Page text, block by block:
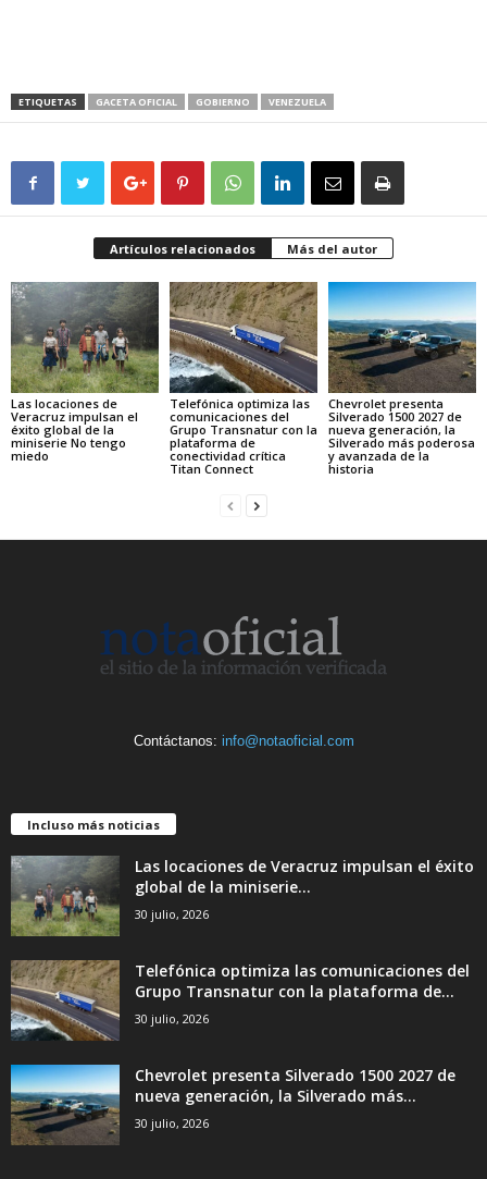
ETIQUETAS GACETA OFICIAL GOBIERNO VENEZUELA
Artículos relacionados Más del autor
Las locaciones de
Veracruz impulsan el
éxito global de la
miniserie No tengo
miedo
Telefónica optimiza las
comunicaciones del
Grupo Transnatur con la
plataforma de
conectividad crítica
Titan Connect
Chevrolet presenta
Silverado 1500 2027 de
nueva generación, la
Silverado más poderosa
y avanzada de la
historia
Contáctanos: info@notaoficial.com
Incluso más noticias
Las locaciones de Veracruz impulsan el éxito
global de la miniserie...
30 julio, 2026
Telefónica optimiza las comunicaciones del
Grupo Transnatur con la plataforma de...
30 julio, 2026
Chevrolet presenta Silverado 1500 2027 de
nueva generación, la Silverado más...
30 julio, 2026